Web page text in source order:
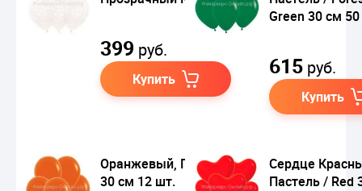
399 руб.
Купить
Green 30 см
615 руб.
Купить
Оранжевый, Пастель
30 см 12 шт.
Сердце
Пастель / Red